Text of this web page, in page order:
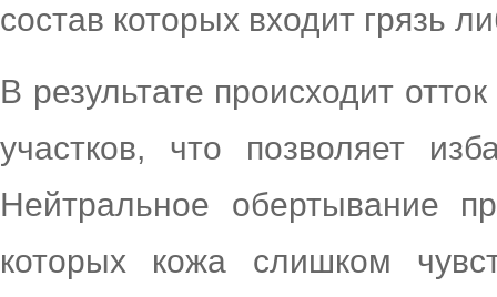
состав которых входит грязь
В результате происходит
участков, что позволяет
Нейтральное обертывание
которых кожа слишком